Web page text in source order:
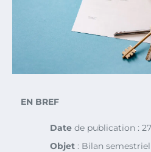
EN BREF
Date de publication :
Objet : Bilan